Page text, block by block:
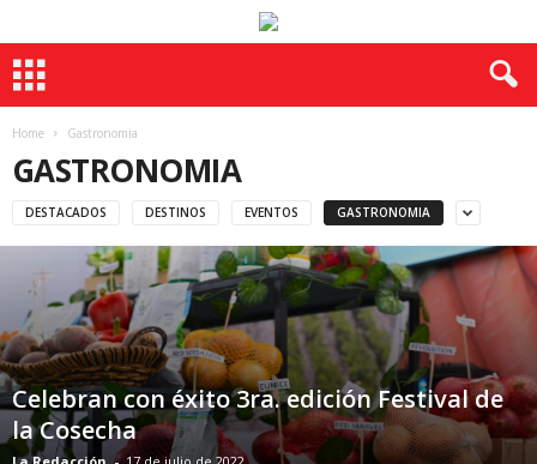
Home Gastronomia
GASTRONOMIA
DESTACADOS DESTINOS EVENTOS GASTRONOMIA
Celebran con éxito 3ra. edición Festival de
la Cosecha